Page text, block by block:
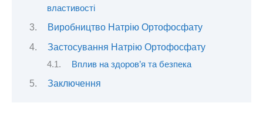
властивості
Виробництво Натрію Ортофосфату
Застосування Натрію Ортофосфату
Вплив на здоров’я та безпека
Заключення